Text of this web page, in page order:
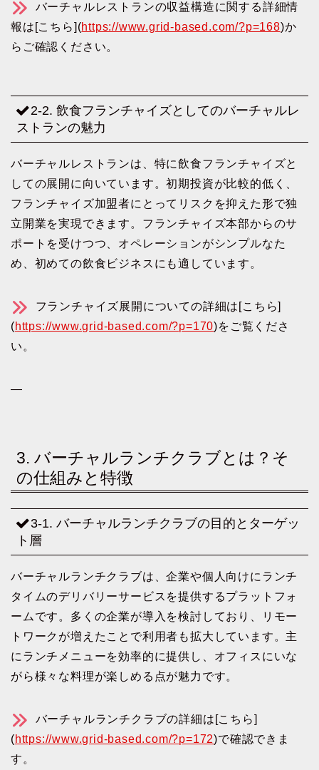
バーチャルレストランの収益構造に関する詳細情
報は[こちら](https://www.grid-based.com/?p=168)か
らご確認ください。
2-2. 飲食フランチャイズとしてのバーチャルレ
ストランの魅力
バーチャルレストランは、特に飲食フランチャイズと
しての展開に向いています。初期投資が比較的低く、
フランチャイズ加盟者にとってリスクを抑えた形で独
立開業を実現できます。フランチャイズ本部からのサ
ポートを受けつつ、オペレーションがシンプルなた
め、初めての飲食ビジネスにも適しています。
フランチャイズ展開についての詳細は[こちら]
(https://www.grid-based.com/?p=170)をご覧くださ
い。
—
3. バーチャルランチクラブとは？そ
の仕組みと特徴
3-1. バーチャルランチクラブの目的とターゲッ
ト層
バーチャルランチクラブは、企業や個人向けにランチ
タイムのデリバリーサービスを提供するプラットフォ
ームです。多くの企業が導入を検討しており、リモー
トワークが増えたことで利用者も拡大しています。主
にランチメニューを効率的に提供し、オフィスにいな
がら様々な料理が楽しめる点が魅力です。
バーチャルランチクラブの詳細は[こちら]
(https://www.grid-based.com/?p=172)で確認できま
す。